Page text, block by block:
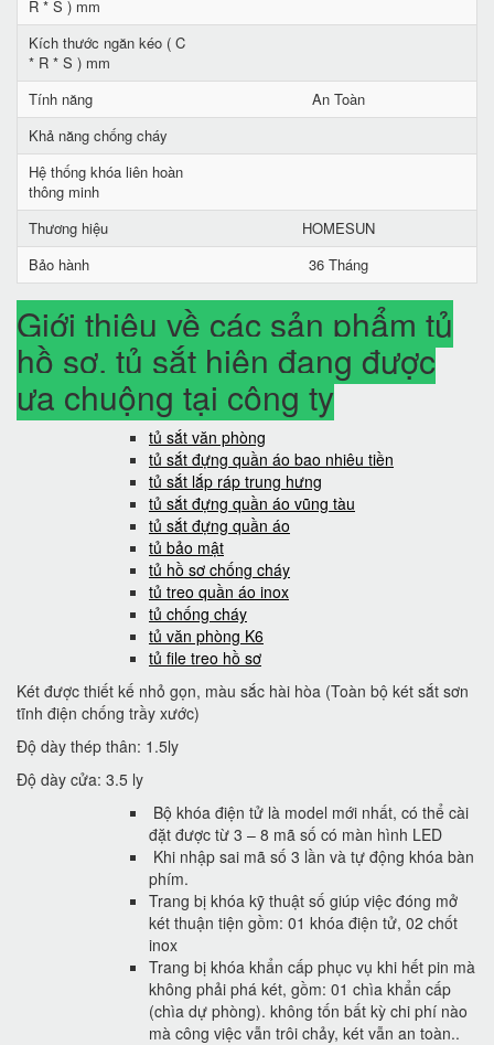
R * S ) mm
Kích thước ngăn kéo ( C
* R * S ) mm
Tính năng
An Toàn
Khả năng chống cháy
Hệ thống khóa liên hoàn
thông minh
Thương hiệu
HOMESUN
Bảo hành
36 Tháng
Giới thiệu về các sản phẩm tủ
hồ sơ, tủ sắt hiện đang được
ưa chuộng tại công ty
tủ sắt văn phòng
tủ sắt đựng quần áo bao nhiêu tiền
tủ sắt lắp ráp trung hưng
tủ sắt đựng quần áo vũng tàu
tủ sắt đựng quần áo
tủ bảo mật
tủ hồ sơ chống cháy
tủ treo quần áo inox
tủ chống cháy
tủ văn phòng K6
tủ file treo hồ sơ
Két được thiết kế nhỏ gọn, màu sắc hài hòa (Toàn bộ két sắt sơn
tĩnh điện chống trầy xước)
Độ dày thép thân: 1.5ly
Độ dày cửa: 3.5 ly
Bộ khóa điện tử là model mới nhất, có thể cài
đặt được từ 3 – 8 mã số có màn hình LED
Khi nhập sai mã số 3 lần và tự động khóa bàn
phím.
Trang bị khóa kỹ thuật số giúp việc đóng mở
két thuận tiện gồm: 01 khóa điện tử, 02 chốt
inox
Trang bị khóa khẩn cấp phục vụ khi hết pin mà
không phải phá két, gồm: 01 chìa khẩn cấp
(chìa dự phòng). không tốn bất kỳ chi phí nào
mà công việc vẫn trôi chảy, két vẫn an toàn..